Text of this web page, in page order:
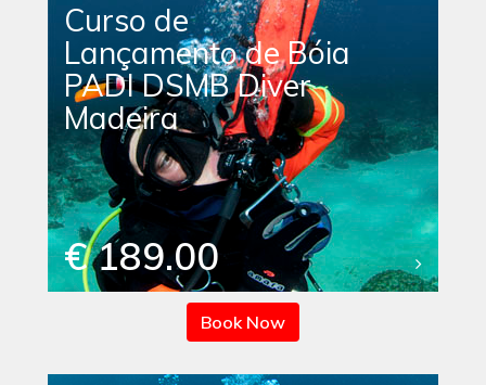
Curso de
Lançamento de Bóia
PADI DSMB Diver
Madeira
€ 189.00
Book Now